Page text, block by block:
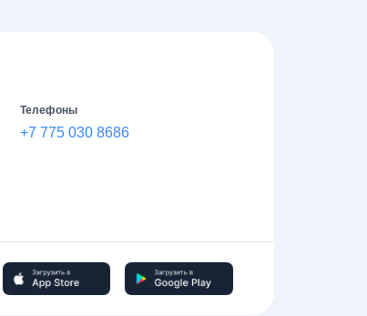
Телефоны
+7 775 030 8686